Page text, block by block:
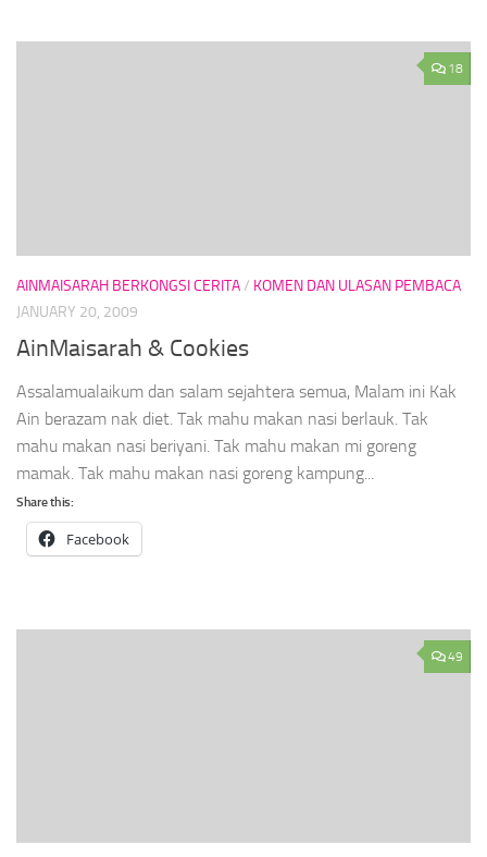
18
AINMAISARAH BERKONGSI CERITA/ KOMEN DAN ULASAN PEMBACA
JANUARY 20, 2009
AinMaisarah & Cookies
Assalamualaikum dan salam sejahtera semua, Malam ini Kak
Ain berazam nak diet. Tak mahu makan nasi berlauk. Tak
mahu makan nasi beriyani. Tak mahu makan mi goreng
mamak. Tak mahu makan nasi goreng kampung...
Share this:
Facebook
49